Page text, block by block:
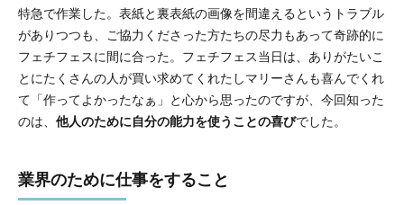
特急で作業した。表紙と裏表紙の画像を間違えるというトラブル
がありつつも、ご協力くださった方たちの尽力もあって奇跡的に
フェチフェスに間に合った。フェチフェス当日は、ありがたいこ
とにたくさんの人が買い求めてくれたしマリーさんも喜んでくれ
て「作ってよかったなぁ」と心から思ったのですが、今回知った
のは、 他人のために自分の能力を使うことの喜びでした。
業界のために仕事をすること